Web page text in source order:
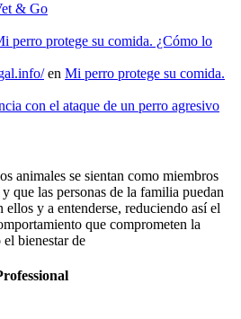
& Go
perro protege su comida. ¿Cómo lo
en Mi perro protege su comida.
con el ataque de un perro agresivo
animales se sientan como miembros
que las personas de la familia puedan
ellos y a entenderse, reduciendo así el
que comprometen la
bienestar de